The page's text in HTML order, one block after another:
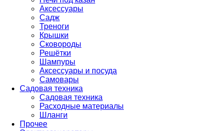
Аксессуары
Садж
Треноги
Крышки
Сковороды
Решётки
Шампуры
Аксессуары и посуда
Самовары
Садовая техника
Садовая техника
Расходные материалы
Шланги
Прочее